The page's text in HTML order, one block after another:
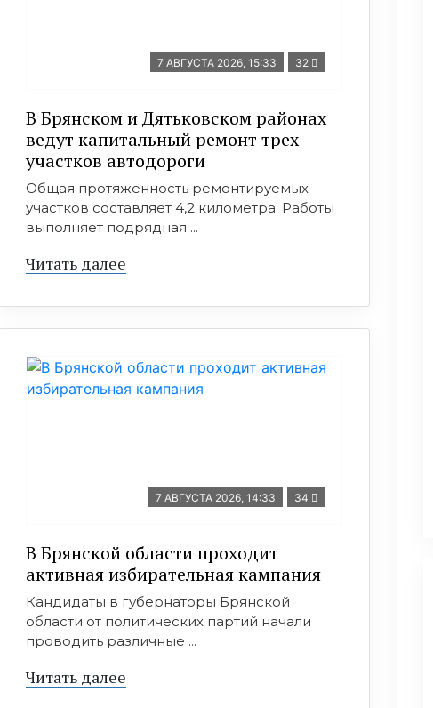
7 АВГУСТА 2026, 15:33 32
В Брянском и Дятьковском районах
ведут капитальный ремонт трех
участков автодороги
Общая протяженность ремонтируемых
участков составляет 4,2 километра. Работы
выполняет подрядная ...
Читать далее
7 АВГУСТА 2026, 14:33 34
В Брянской области проходит
активная избирательная кампания
Кандидаты в губернаторы Брянской
области от политических партий начали
проводить различные ...
Читать далее